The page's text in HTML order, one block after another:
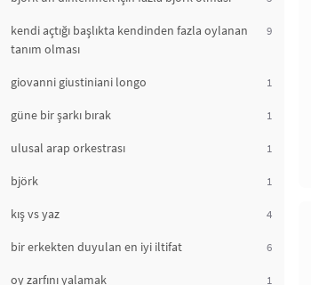
kendi açtığı başlıkta kendinden fazla oylanan
tanım olması
9
giovanni giustiniani longo 1
güne bir şarkı bırak 1
ulusal arap orkestrası 1
björk 1
kış vs yaz 4
bir erkekten duyulan en iyi iltifat 6
oy zarfını yalamak 1